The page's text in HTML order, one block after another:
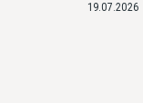
19.07.2026